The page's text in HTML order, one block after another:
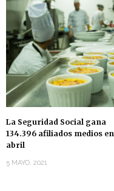
La Seguridad Social gana
134.396 afiliados medios en
abril
5 MAYO, 2021